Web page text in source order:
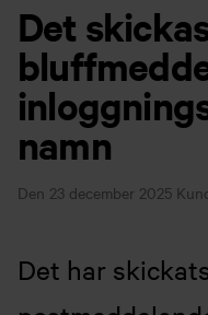
Det
namn
Den 23 december 2025
Det har